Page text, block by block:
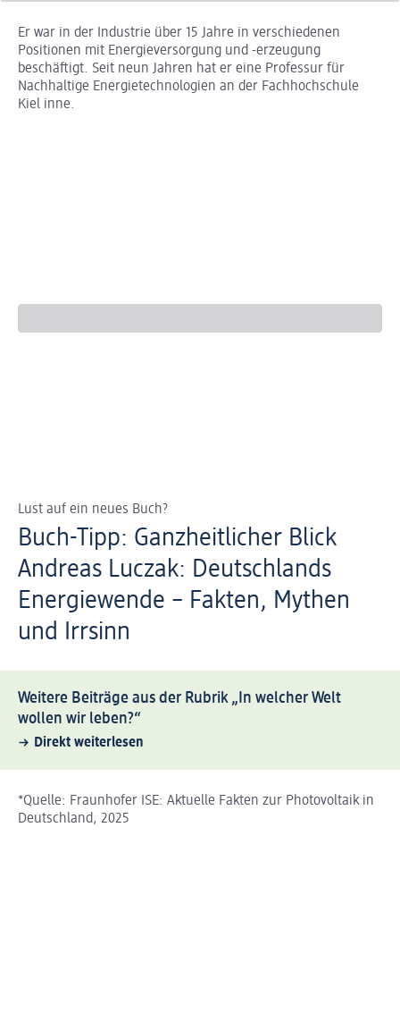
Er war in der Industrie über 15 Jahre in verschiedenen
Positionen mit Energieversorgung und -erzeugung
beschäftigt. Seit neun Jahren hat er eine Professur für
Nachhaltige Energietechnologien an der Fachhochschule
Kiel inne.
Lust auf ein neues Buch?
Buch-Tipp: Ganzheitlicher Blick
Andreas Luczak: Deutschlands
Energiewende – Fakten, Mythen
und Irrsinn
Weitere Beiträge aus der Rubrik „In welcher Welt
wollen wir leben?“
Direkt weiterlesen
*Quelle: Fraunhofer ISE: Aktuelle Fakten zur Photovoltaik in
Deutschland, 2025